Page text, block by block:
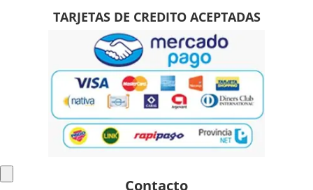
TARJETAS DE CREDITO ACEPTADAS
Contacto